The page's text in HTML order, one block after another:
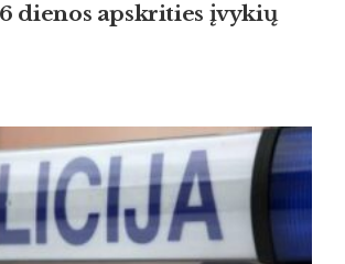
dienos apskrities įvykių